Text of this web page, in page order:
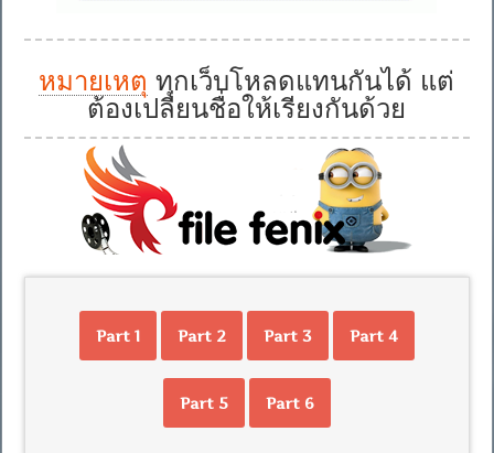
หมายเหตุ ทุกเว็บโหลดแทนกันได้ แต่
ต้องเปลี่ยนชื่อให้เรียงกันด้วย
Part 1 Part 2 Part 3 Part 4
Part 5 Part 6